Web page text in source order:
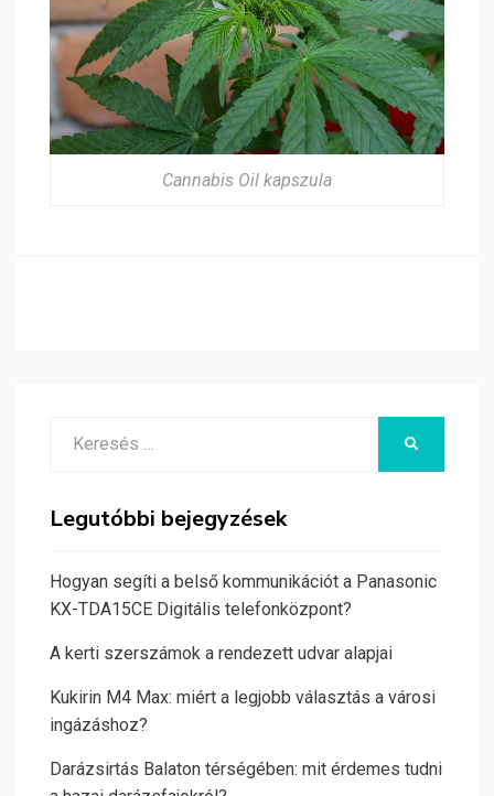
Cannabis Oil kapszula
Legutóbbi bejegyzések
Hogyan segíti a belső kommunikációt a Panasonic
KX-TDA15CE Digitális telefonközpont?
A kerti szerszámok a rendezett udvar alapjai
Kukirin M4 Max: miért a legjobb választás a városi
ingázáshoz?
Darázsirtás Balaton térségében: mit érdemes tudni